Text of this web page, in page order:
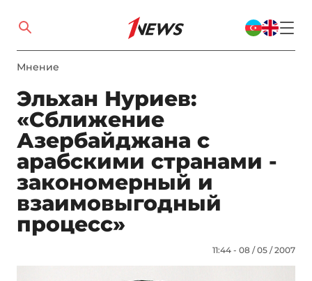
Мнение
Эльхан Нуриев:
«Сближение
Азербайджана с
арабскими странами -
закономерный и
взаимовыгодный
процесс»
11:44 - 08 / 05 / 2007